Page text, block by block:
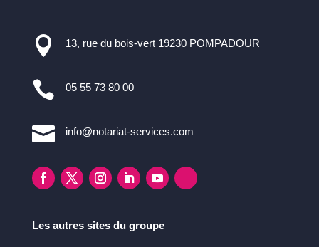
 13, rue du bois-vert 19230 POMPADOUR
 05 55 73 80 00
 info@notariat-services.com
Les autres sites du groupe